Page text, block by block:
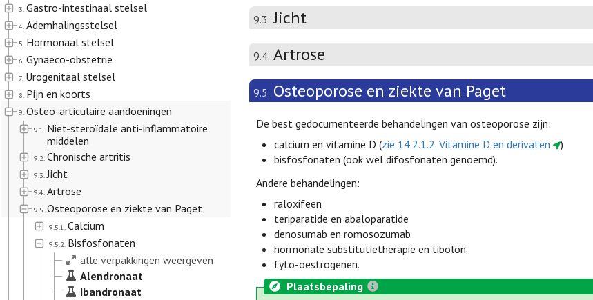
3. Gastro-intestinaal stelsel
4. Ademhalingsstelsel
5. Hormonaal stelsel
6. Gynaeco-obstetrie
7. Urogenitaal stelsel
8. Pijn en koorts
9. Osteo-articulaire aandoeningen
9.1. Niet-steroïdale anti-inflammatoire
middelen
9.2. Chronische artritis
9.3. Jicht
9.4. Artrose
9.5. Osteoporose en ziekte van Paget
9.5.1. Calcium
9.5.2. Bisfosfonaten
alle verpakkingen weergeven
Alendronaat
Ibandronaat
9.3. Jicht
9.4. Artrose
9.5. Osteoporose en ziekte van Paget
De best gedocumenteerde behandelingen van osteoporose zijn:
calcium en vitamine D (zie 14.2.1.2. Vitamine D en derivaten
)
bisfosfonaten (ook wel difosfonaten genoemd).
Andere behandelingen:
raloxifeen
teriparatide en abaloparatide
denosumab en romosozumab
hormonale substitutietherapie en tibolon
fyto-oestrogenen.
Plaatsbepaling